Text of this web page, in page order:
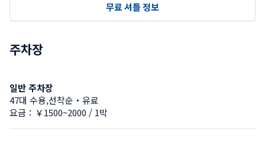
무료 셔틀 정보
주차장
일반 주차장
47대 수용,선착순・유료
요금：￥1500~2000 / 1박